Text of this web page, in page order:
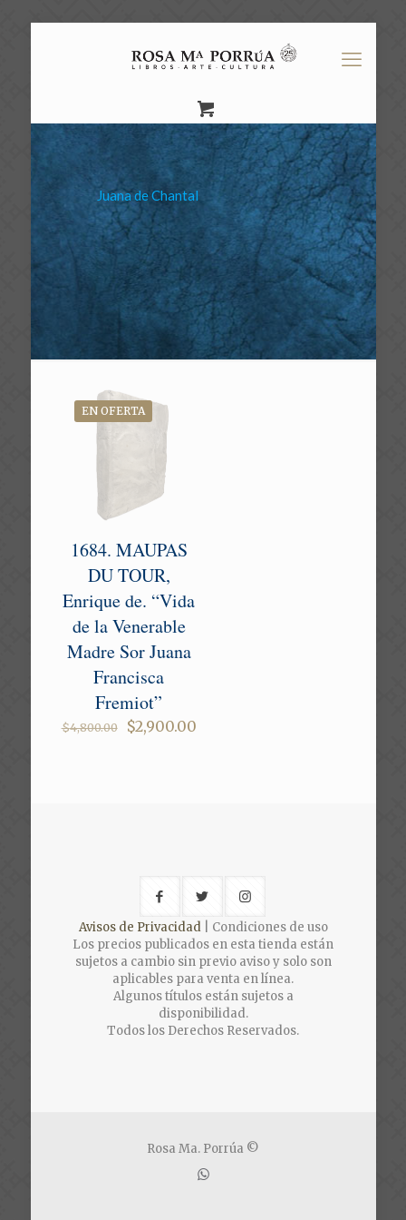
Juana de Chantal
EN OFERTA
1684. MAUPAS
DU TOUR,
Enrique de. “Vida
de la Venerable
Madre Sor Juana
Francisca
Fremiot”
$4,800.00
Original
$2,900.00Current
Avisos de Privacidad| Condiciones de uso
Los precios publicados en esta tienda están
sujetos a cambio sin previo aviso y solo son
aplicables para venta en línea.
Algunos títulos están sujetos a
disponibilidad.
Todos los Derechos Reservados.
Rosa Ma. Porrúa ©